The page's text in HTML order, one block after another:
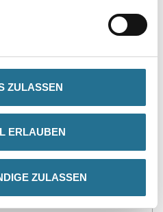
ZULASSEN
ERLAUBEN
ZULASSEN